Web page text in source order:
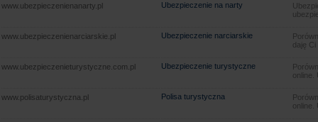
www.ubezpieczenienanarty.pl Ubezpieczenie na narty
www.ubezpieczenienarciarskie.pl Ubezpieczenie narciarskie
daję
www.ubezpieczenieturystyczne.com.pl Ubezpieczenie turystyczne
www.polisaturystyczna.pl Polisa turystyczna